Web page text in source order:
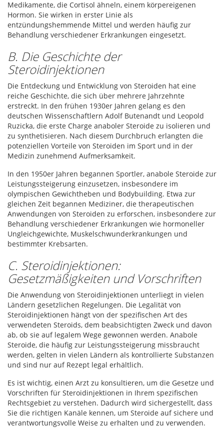
Medikamente, die Cortisol ähneln, einem körpereigenen
Hormon. Sie wirken in erster Linie als
entzündungshemmende Mittel und werden häufig zur
Behandlung verschiedener Erkrankungen eingesetzt.
B. Die Geschichte der
Steroidinjektionen
Die Entdeckung und Entwicklung von Steroiden hat eine
reiche Geschichte, die sich über mehrere Jahrzehnte
erstreckt. In den frühen 1930er Jahren gelang es den
deutschen Wissenschaftlern Adolf Butenandt und Leopold
Ruzicka, die erste Charge anaboler Steroide zu isolieren und
zu synthetisieren. Nach diesem Durchbruch erlangten die
potenziellen Vorteile von Steroiden im Sport und in der
Medizin zunehmend Aufmerksamkeit.
In den 1950er Jahren begannen Sportler, anabole Steroide zur
Leistungssteigerung einzusetzen, insbesondere im
olympischen Gewichtheben und Bodybuilding. Etwa zur
gleichen Zeit begannen Mediziner, die therapeutischen
Anwendungen von Steroiden zu erforschen, insbesondere zur
Behandlung verschiedener Erkrankungen wie hormoneller
Ungleichgewichte, Muskelschwunderkrankungen und
bestimmter Krebsarten.
C. Steroidinjektionen:
Gesetzmäßigkeiten und Vorschriften
Die Anwendung von Steroidinjektionen unterliegt in vielen
Ländern gesetzlichen Regelungen. Die Legalität von
Steroidinjektionen hängt von der spezifischen Art des
verwendeten Steroids, dem beabsichtigten Zweck und davon
ab, ob sie auf legalem Wege gewonnen werden. Anabole
Steroide, die häufig zur Leistungssteigerung missbraucht
werden, gelten in vielen Ländern als kontrollierte Substanzen
und sind nur auf Rezept legal erhältlich.
Es ist wichtig, einen Arzt zu konsultieren, um die Gesetze und
Vorschriften für Steroidinjektionen in Ihrem spezifischen
Rechtsgebiet zu verstehen. Dadurch wird sichergestellt, dass
Sie die richtigen Kanäle kennen, um Steroide auf sichere und
verantwortungsvolle Weise zu erhalten und zu verwenden.